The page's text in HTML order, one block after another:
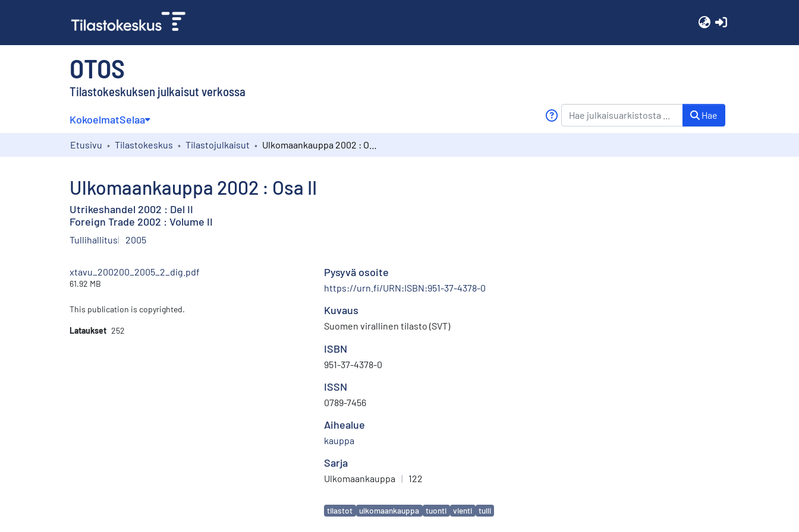
OTOS
Tilastokeskuksen julkaisut verkossa
KokoelmatSelaa Hae
Etusivu Tilastokeskus Tilastojulkaisut
Ulkomaankauppa 2002 : Osa II
Utrikeshandel 2002 : Del II
Foreign Trade 2002 : Volume II
Tullihallitus 2005
xtavu_200200_2005_2_dig.pdf
61.92 MB
This publication is copyrighted.
Lataukset 252
Pysyvä osoite
https://urn.fi/URN:ISBN:951-37-4378-0
Kuvaus
Suomen virallinen tilasto (SVT)
ISBN
951-37-4378-0
ISSN
0789-7456
Aihealue
kauppa
Sarja
Ulkomaankauppa | 122
Avainsanat
tilastot ulkomaankauppa tuonti vienti tulli